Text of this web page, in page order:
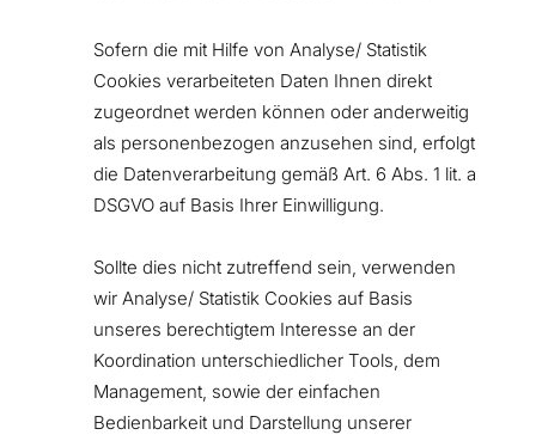
Sofern die mit Hilfe von Analyse/ Statistik
Cookies verarbeiteten Daten Ihnen direkt
zugeordnet werden können oder anderweitig
als personenbezogen anzusehen sind, erfolgt
die Datenverarbeitung gemäß Art. 6 Abs. 1 lit. a
DSGVO auf Basis Ihrer Einwilligung.
Sollte dies nicht zutreffend sein, verwenden
wir Analyse/ Statistik Cookies auf Basis
unseres berechtigtem Interesse an der
Koordination unterschiedlicher Tools, dem
Management, sowie der einfachen
Bedienbarkeit und Darstellung unserer